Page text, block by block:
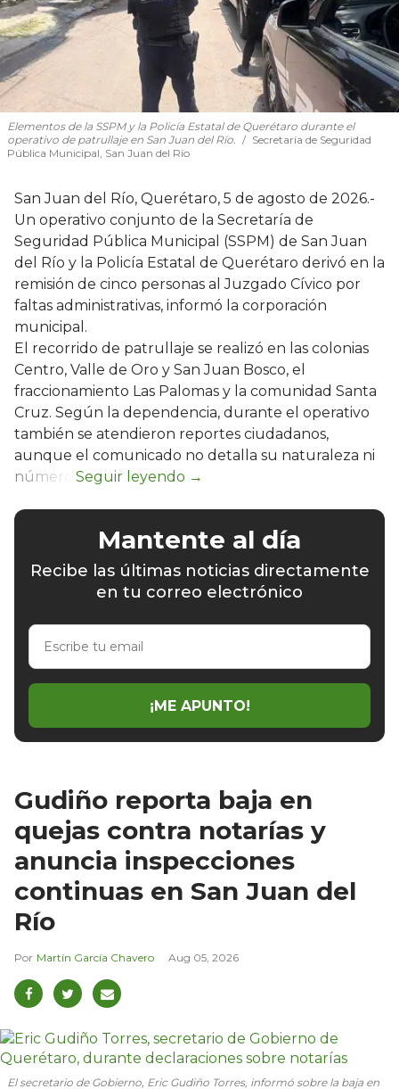
Elementos de la SSPM y la Policía Estatal de Querétaro durante el
operativo de patrullaje en San Juan del Río.
Secretaría de Seguridad
Pública Municipal, San Juan del Río
San Juan del Río, Querétaro, 5 de agosto de 2026.-
Un operativo conjunto de la Secretaría de
Seguridad Pública Municipal (SSPM) de San Juan
del Río y la Policía Estatal de Querétaro derivó en la
remisión de cinco personas al Juzgado Cívico por
faltas administrativas, informó la corporación
municipal.
El recorrido de patrullaje se realizó en las colonias
Centro, Valle de Oro y San Juan Bosco, el
fraccionamiento Las Palomas y la comunidad Santa
Cruz. Según la dependencia, durante el operativo
también se atendieron reportes ciudadanos,
aunque el comunicado no detalla su naturaleza ni
número.
Mantente al día
Recibe las últimas noticias directamente
en tu correo electrónico
Escribe
email
¡ME APUNTO!
Gudiño reporta baja en
quejas contra notarías y
anuncia inspecciones
continuas en San Juan del
Río
Martín García Chavero Aug 05, 2026
El secretario de Gobierno, Eric Gudiño Torres, informó sobre la baja en